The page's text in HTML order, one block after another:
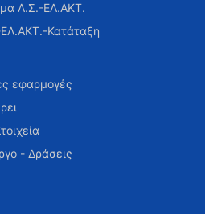
Λ.Σ.-ΕΛ.ΑΚΤ.
Κατάταξη
εφαρμογές
- Δράσεις